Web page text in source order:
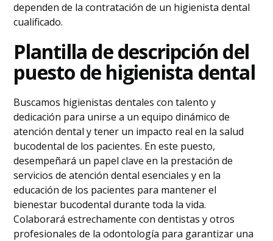
dependen de la contratación de un higienista dental
cualificado.
Plantilla de descripción del
puesto de higienista dental
Buscamos higienistas dentales con talento y
dedicación para unirse a un equipo dinámico de
atención dental y tener un impacto real en la salud
bucodental de los pacientes. En este puesto,
desempeñará un papel clave en la prestación de
servicios de atención dental esenciales y en la
educación de los pacientes para mantener el
bienestar bucodental durante toda la vida.
Colaborará estrechamente con dentistas y otros
profesionales de la odontología para garantizar una